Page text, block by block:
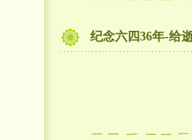
纪念六四36年-给